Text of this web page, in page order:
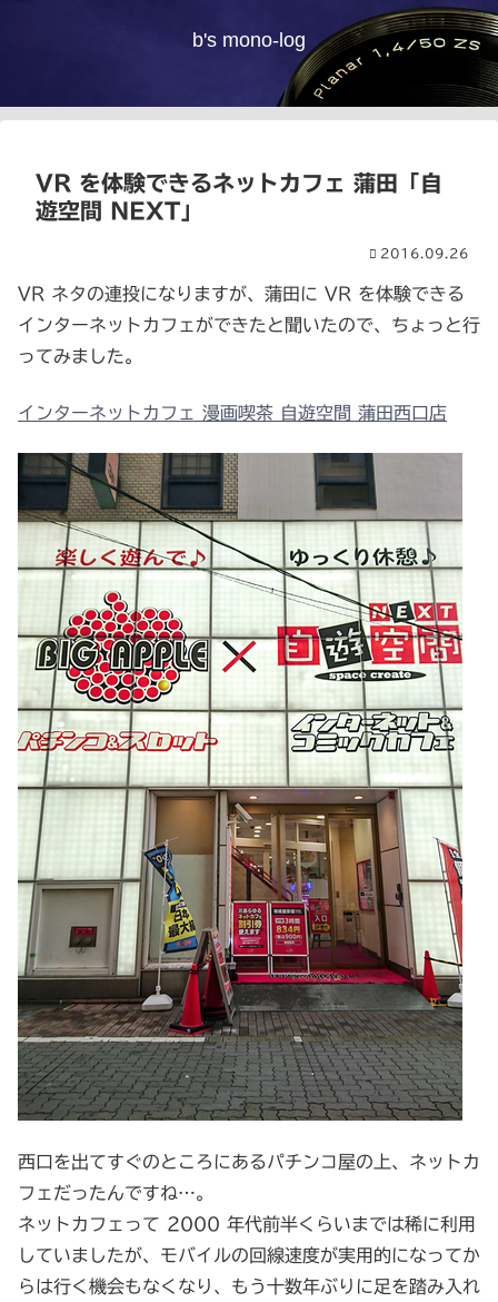
b's mono-log
VR を体験できるネットカフェ 蒲田「自
遊空間 NEXT」
2016.09.26
VR ネタの連投になりますが、蒲田に VR を体験できる
インターネットカフェができたと聞いたので、ちょっと行
ってみました。
インターネットカフェ 漫画喫茶 自遊空間 蒲田西口店
西口を出てすぐのところにあるパチンコ屋の上、ネットカ
フェだったんですね…。
ネットカフェって 2000 年代前半くらいまでは稀に利用
していましたが、モバイルの回線速度が実用的になってか
らは行く機会もなくなり、もう十数年ぶりに足を踏み入れ